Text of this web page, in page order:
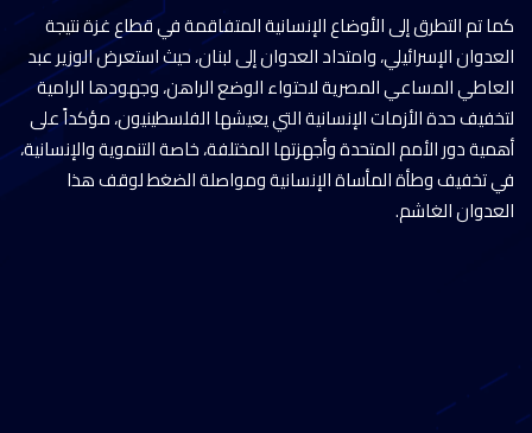
كما تم التطرق إلى الأوضاع الإنسانية المتفاقمة في قطاع غزة نتيجة
العدوان الإسرائيلي، وامتداد العدوان إلى لبنان، حيث استعرض الوزير عبد
العاطي المساعي المصرية لاحتواء الوضع الراهن، وجهودها الرامية
لتخفيف حدة الأزمات الإنسانية التي يعيشها الفلسطينيون، مؤكداً على
أهمية دور الأمم المتحدة وأجهزتها المختلفة، خاصة التنموية والإنسانية،
في تخفيف وطأة المأساة الإنسانية ومواصلة الضغط لوقف هذا
العدوان الغاشم.